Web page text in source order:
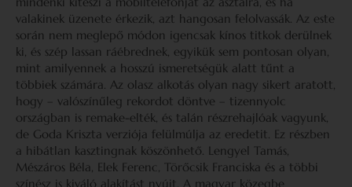
valakinek üzenete érkezik, azt hangosan felolvassák. Az este
során nem meglepő módon igencsak kínos titkok derülnek
ki, és szép lassan ráébrednek, egyikük sem pontosan olyan,
mint amilyennek a hosszú ismeretségük alatt tűnt a
többiek számára. Az olasz alkotás olyan nagy sikert aratott,
hogy – valószínűleg rekordot döntve – tizennyolc
országban is remake-elték, és talán részrehajlóak vagyunk,
de Goda Kriszta verziója felülmúlja az eredetit. Ez részben
a hibátlan kasztingnak köszönhető. Lengyel Tamás,
Mészáros Béla, Elek Ferenc, Törőcsik Franciska és a többi
színész is kiváló alakítást nyújt. A magyar közegbe